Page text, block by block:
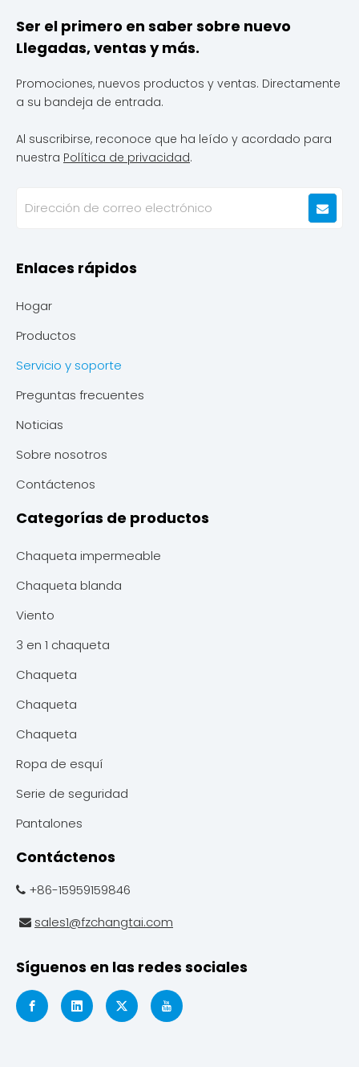
Ser el primero en saber sobre nuevo
Llegadas, ventas y más.
Promociones, nuevos productos y ventas. Directamente
a su bandeja de entrada.
Al suscribirse, reconoce que ha leído y acordado para
nuestra Política de privacidad.
Enlaces rápidos
Hogar
Productos
Servicio y soporte
Preguntas frecuentes
Noticias
Sobre nosotros
Contáctenos
Categorías de productos
Chaqueta impermeable
Chaqueta blanda
Viento
3 en 1 chaqueta
Chaqueta
Chaqueta
Chaqueta
Ropa de esquí
Serie de seguridad
Pantalones
Contáctenos
 +86-15959159846
 sales1@fzchangtai.com
Síguenos en las redes sociales